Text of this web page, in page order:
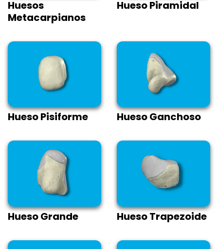
Huesos
Metacarpianos
Hueso Piramidal
Hueso Pisiforme Hueso Ganchoso
Hueso Grande Hueso Trapezoide